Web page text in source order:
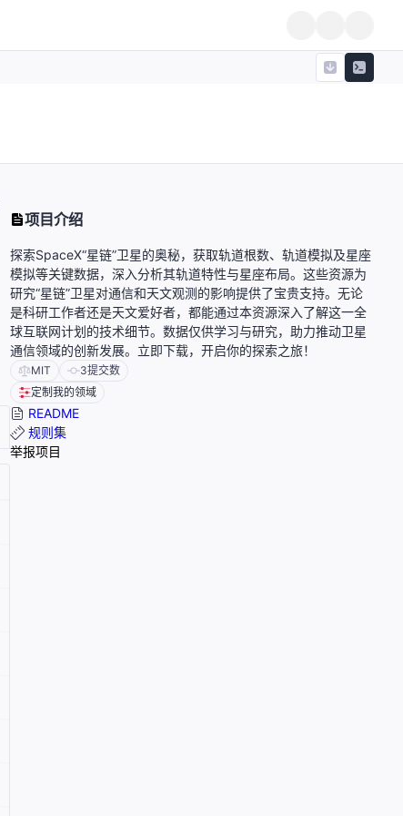
项目介绍
探索SpaceX“星链”卫星的奥秘，获取轨道根数、轨道模拟及星座
模拟等关键数据，深入分析其轨道特性与星座布局。这些资源为
研究“星链”卫星对通信和天文观测的影响提供了宝贵支持。无论
是科研工作者还是天文爱好者，都能通过本资源深入了解这一全
球互联网计划的技术细节。数据仅供学习与研究，助力推动卫星
通信领域的创新发展。立即下载，开启你的探索之旅！
MIT 3提交数
定制我的领域
README
规则集
举报项目